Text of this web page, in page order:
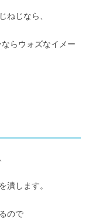
ねじなら、
ならウォズなイメー
潰します。
ので